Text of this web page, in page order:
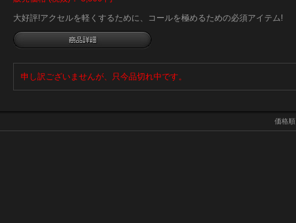
大好評!アクセルを軽くするために、コールを極めるための必須アイテム!
申し訳ございませんが、只今品切れ中です。
価格順